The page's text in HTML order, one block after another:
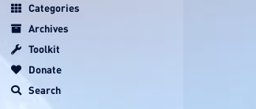
Categories
Archives
Toolkit
Donate
Search